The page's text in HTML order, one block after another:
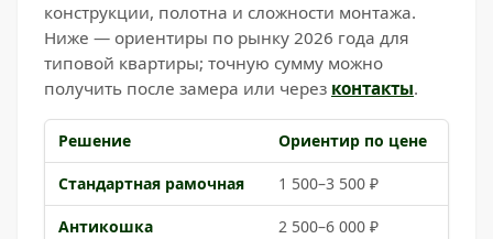
конструкции, полотна и сложности монтажа.
Ниже — ориентиры по рынку 2026 года для
типовой квартиры; точную сумму можно
получить после замера или через контакты.
Решение Ориентир по цене
Стандартная рамочная 1 500–3 500 ₽
Антикошка 2 500–6 000 ₽